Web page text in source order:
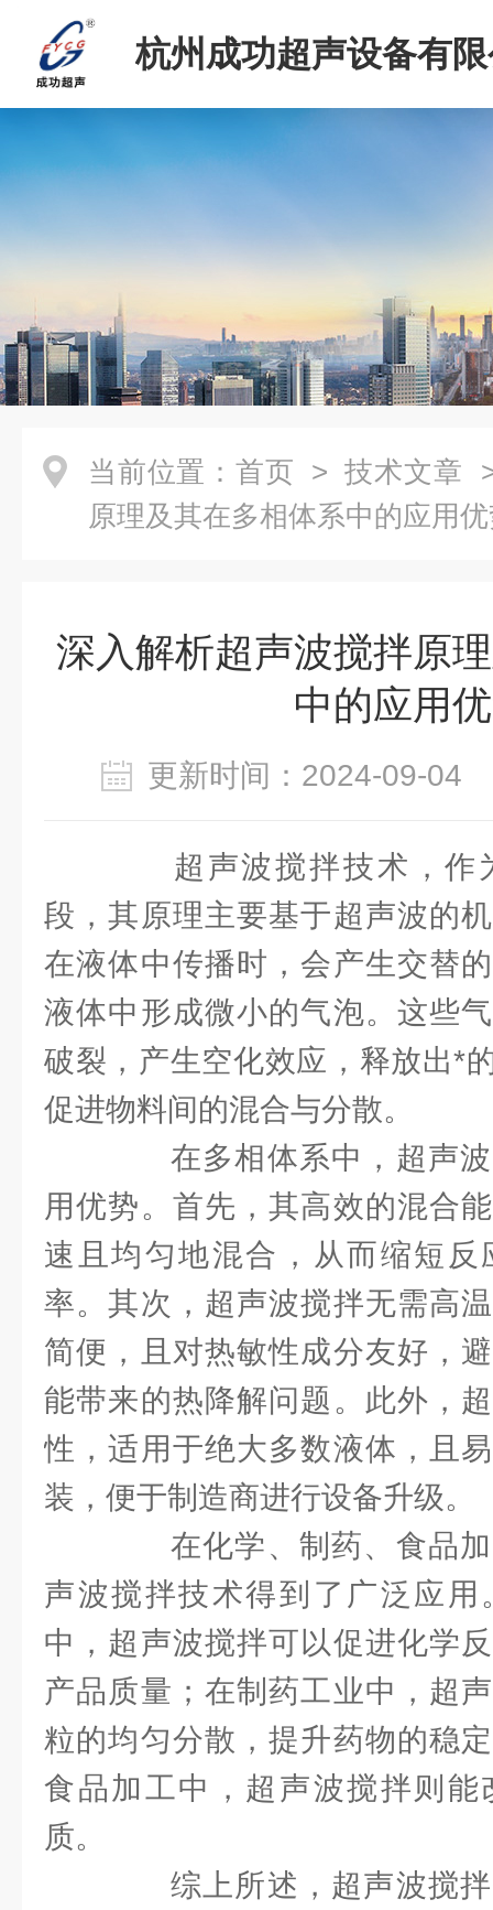
杭州成功超声设备有
当前位置： 首页 > 技术文章
原理及其在多相体系中的应用
深入解析超声波搅拌原
中的应用
更新时间：2024-09-
超声波搅拌技术，作
段，其原理主要基于超声波的
在液体中传播时，会产生交替
液体中形成微小的气泡。这些
破裂，产生空化效应，释放出*
促进物料间的混合与分散。
在多相体系中，超声波
用优势。首先，其高效的混合
速且均匀地混合，从而缩短
率。其次，超声波搅拌无需高
简便，且对热敏性成分友好，
能带来的热降解问题。此外，
性，适用于绝大多数液体，且
装，便于制造商进行设备升级。
在化学、制药、食品加
声波搅拌技术得到了广泛应
中，超声波搅拌可以促进化学
产品质量；在制药工业中，超
粒的均匀分散，提升药物的稳
食品加工中，超声波搅拌则能
质。
综上所述，超声波搅拌